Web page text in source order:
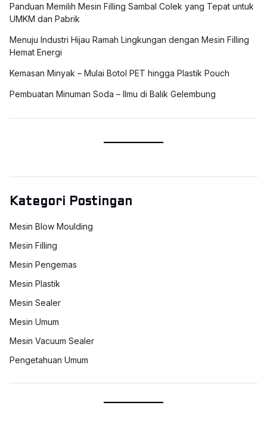
Panduan Memilih Mesin Filling Sambal Colek yang Tepat untuk
UMKM dan Pabrik
Menuju Industri Hijau Ramah Lingkungan dengan Mesin Filling
Hemat Energi
Kemasan Minyak – Mulai Botol PET hingga Plastik Pouch
Pembuatan Minuman Soda – Ilmu di Balik Gelembung
Kategori Postingan
Mesin Blow Moulding
Mesin Filling
Mesin Pengemas
Mesin Plastik
Mesin Sealer
Mesin Umum
Mesin Vacuum Sealer
Pengetahuan Umum